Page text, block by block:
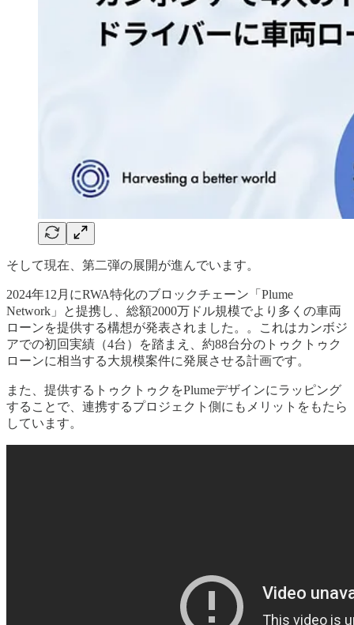
そして現在、第二弾の展開が進んでいます。
2024年12月にRWA特化のブロックチェーン「Plume
Network」と提携し、総額2000万ドル規模でより多くの車両
ローンを提供する構想が発表されました。。これはカンボジ
アでの初回実績（4台）を踏まえ、約88台分のトゥクトゥク
ローンに相当する大規模案件に発展させる計画です。
また、提供するトゥクトゥクをPlumeデザインにラッピング
することで、連携するプロジェクト側にもメリットをもたら
しています。